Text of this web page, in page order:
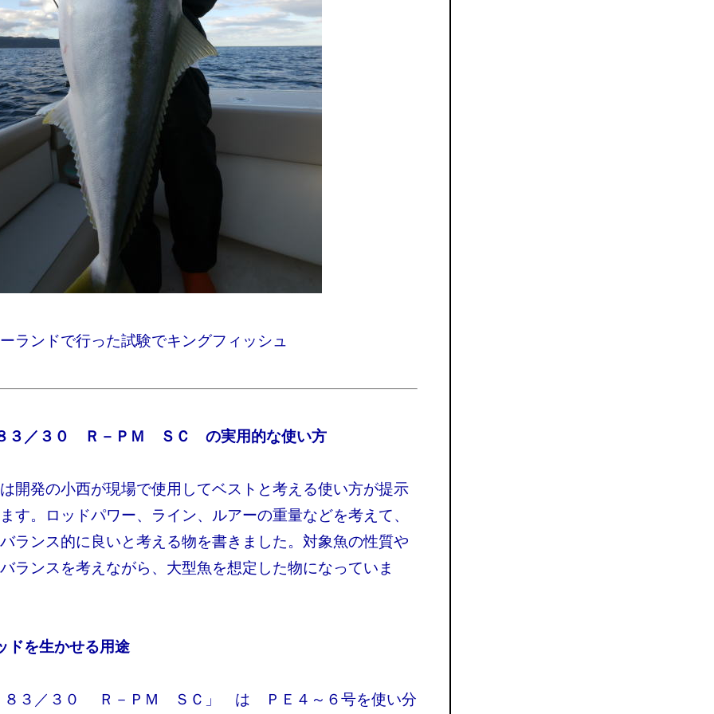
ランドで行った試験でキングフィッシュ
３／３０ Ｒ－ＰＭ ＳＣ の実用的な使い方
開発の小西が現場で使用してベストと考える使い方が提示
す。ロッドパワー、ライン、ルアーの重量などを考えて、
ランス的に良いと考える物を書きました。対象魚の性質や
ランスを考えながら、大型魚を想定した物になっていま
ドを生かせる用途
８３／３０ Ｒ－ＰＭ ＳＣ」 は ＰＥ４～６号を使い分